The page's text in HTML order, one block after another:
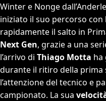
Winter e Nonge
iniziato il suo percorso con
rapidamente il salto in
Next Gen, grazie a una
l’arrivo di Thiago Motta ha
durante il ritiro della prima
l’attenzione del tecnico e
campionato. La sua